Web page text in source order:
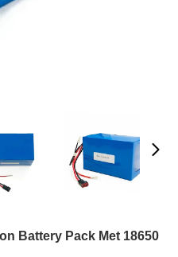
Battery Pack Met 18650